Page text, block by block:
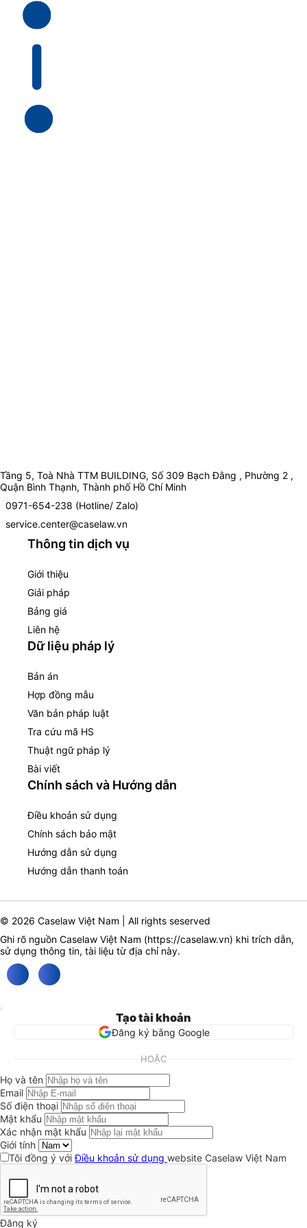
Tầng 5, Toà Nhà TTM BUILDING, Số 309 Bạch Đằng , Phường 2 ,
Quận Bình Thạnh, Thành phố Hồ Chí Minh
0971-654-238 (Hotline/ Zalo)
service.center@caselaw.vn
Thông tin dịch vụ
Giới thiệu
Giải pháp
Bảng giá
Liên hệ
Dữ liệu pháp lý
Bản án
Hợp đồng mẫu
Văn bản pháp luật
Tra cứu mã HS
Thuật ngữ pháp lý
Bài viết
Chính sách và Hướng dẫn
Điều khoản sử dụng
Chính sách bảo mật
Hướng dẫn sử dụng
Hướng dẫn thanh toán
© 2026 Caselaw Việt Nam | All rights seserved
Ghi rõ nguồn Caselaw Việt Nam (https://caselaw.vn) khi trích dẫn,
sử dụng thông tin, tài liệu từ địa chỉ này.
Tạo tài khoản
Đăng ký bằng Google
HOẶC
Họ và tên
Email
Số điện thoại
Mật khẩu
Xác nhận mật khẩu
Giới tính
Tôi đồng ý vớiĐiều khoản sử dụng website Caselaw Việt Nam
Đăng ký